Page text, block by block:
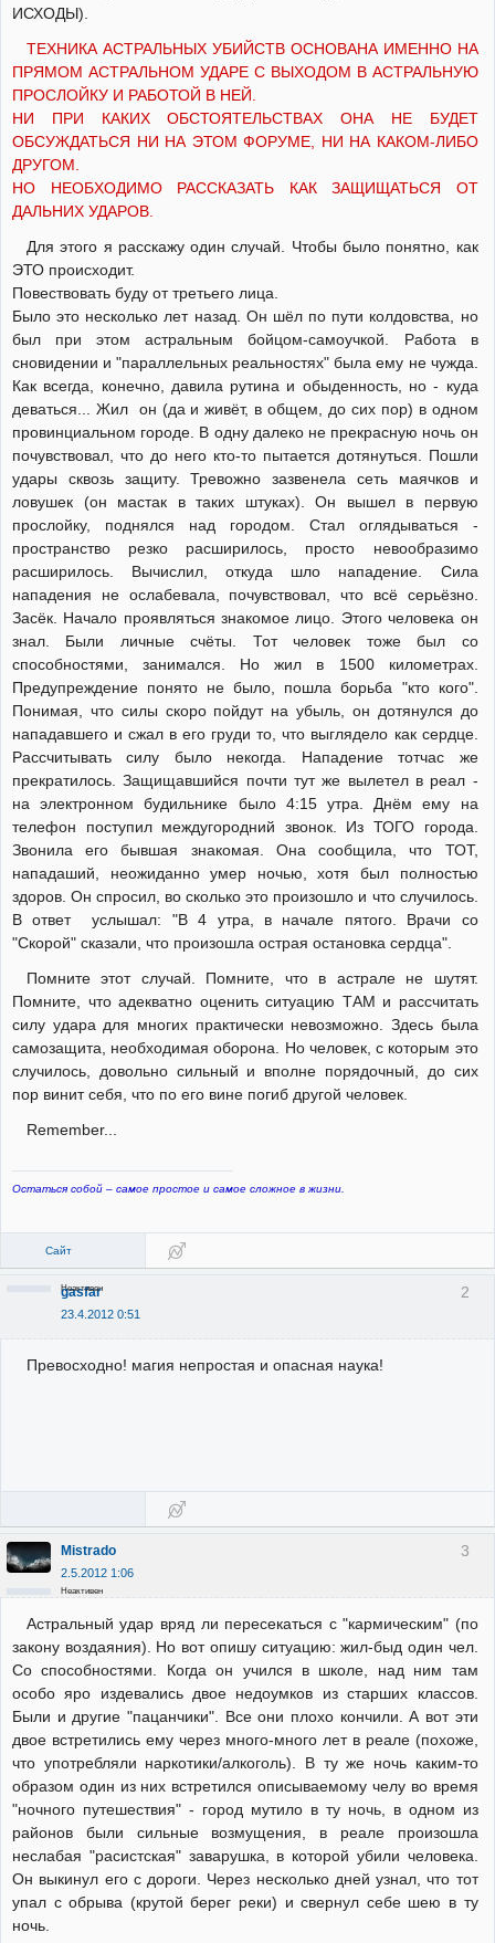
ИСХОДЫ).
ТЕХНИКА АСТРАЛЬНЫХ УБИЙСТВ ОСНОВАНА ИМЕННО НА
ПРЯМОМ АСТРАЛЬНОМ УДАРЕ С ВЫХОДОМ В АСТРАЛЬНУЮ
ПРОСЛОЙКУ И РАБОТОЙ В НЕЙ.
НИ ПРИ КАКИХ ОБСТОЯТЕЛЬСТВАХ ОНА НЕ БУДЕТ
ОБСУЖДАТЬСЯ НИ НА ЭТОМ ФОРУМЕ, НИ НА КАКОМ-ЛИБО
ДРУГОМ.
НО НЕОБХОДИМО РАССКАЗАТЬ КАК ЗАЩИЩАТЬСЯ ОТ
ДАЛЬНИХ УДАРОВ.
Для этого я расскажу один случай. Чтобы было понятно, как
ЭТО происходит.
Повествовать буду от третьего лица.
Было это несколько лет назад. Он шёл по пути колдовства, но
был при этом астральным бойцом-самоучкой. Работа в
сновидении и "параллельных реальностях" была ему не чужда.
Как всегда, конечно, давила рутина и обыденность, но - куда
деваться... Жил он (да и живёт, в общем, до сих пор) в одном
провинциальном городе. В одну далеко не прекрасную ночь он
почувствовал, что до него кто-то пытается дотянуться. Пошли
удары сквозь защиту. Тревожно зазвенела сеть маячков и
ловушек (он мастак в таких штуках). Он вышел в первую
прослойку, поднялся над городом. Стал оглядываться -
пространство резко расширилось, просто невообразимо
расширилось. Вычислил, откуда шло нападение. Сила
нападения не ослабевала, почувствовал, что всё серьёзно.
Засёк. Начало проявляться знакомое лицо. Этого человека он
знал. Были личные счёты. Тот человек тоже был со
способностями, занимался. Но жил в 1500 километрах.
Предупреждение понято не было, пошла борьба "кто кого".
Понимая, что силы скоро пойдут на убыль, он дотянулся до
нападавшего и сжал в его груди то, что выглядело как сердце.
Рассчитывать силу было некогда. Нападение тотчас же
прекратилось. Защищавшийся почти тут же вылетел в реал -
на электронном будильнике было 4:15 утра. Днём ему на
телефон поступил междугородний звонок. Из ТОГО города.
Звонила его бывшая знакомая. Она сообщила, что ТОТ,
нападаший, неожиданно умер ночью, хотя был полностью
здоров. Он спросил, во сколько это произошло и что случилось.
В ответ услышал: "В 4 утра, в начале пятого. Врачи со
"Скорой" сказали, что произошла острая остановка сердца".
Помните этот случай. Помните, что в астрале не шутят.
Помните, что адекватно оценить ситуацию ТАМ и рассчитать
силу удара для многих практически невозможно. Здесь была
самозащита, необходимая оборона. Но человек, с которым это
случилось, довольно сильный и вполне порядочный, до сих
пор винит себя, что по его вине погиб другой человек.
Remember...
Остаться собой – самое простое и самое сложное в жизни.
Сайт
2
gasfar
23.4.2012 0:51
Неактивен
Превосходно! магия непростая и опасная наука!
3
Mistrado
2.5.2012 1:06
Неактивен
Астральный удар вряд ли пересекаться с "кармическим" (по
закону воздаяния). Но вот опишу ситуацию: жил-быд один чел.
Со способностями. Когда он учился в школе, над ним там
особо яро издевались двое недоумков из старших классов.
Были и другие "пацанчики". Все они плохо кончили. А вот эти
двое встретились ему через много-много лет в реале (похоже,
что употребляли наркотики/алкоголь). В ту же ночь каким-то
образом один из них встретился описываемому челу во время
"ночного путешествия" - город мутило в ту ночь, в одном из
районов были сильные возмущения, в реале произошла
неслабая "расистская" заварушка, в которой убили человека.
Он выкинул его с дороги. Через несколько дней узнал, что тот
упал с обрыва (крутой берег реки) и свернул себе шею в ту
ночь.